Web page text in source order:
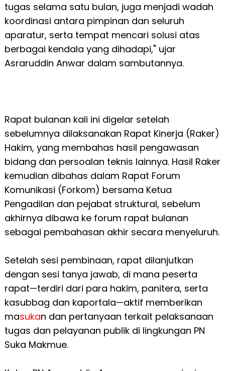
tugas selama satu bulan, juga menjadi wadah
koordinasi antara pimpinan dan seluruh
aparatur, serta tempat mencari solusi atas
berbagai kendala yang dihadapi," ujar
Asraruddin Anwar dalam sambutannya.
Rapat bulanan kali ini digelar setelah
sebelumnya dilaksanakan Rapat Kinerja (Raker)
Hakim, yang membahas hasil pengawasan
bidang dan persoalan teknis lainnya. Hasil Raker
kemudian dibahas dalam Rapat Forum
Komunikasi (Forkom) bersama Ketua
Pengadilan dan pejabat struktural, sebelum
akhirnya dibawa ke forum rapat bulanan
sebagai pembahasan akhir secara menyeluruh.
Setelah sesi pembinaan, rapat dilanjutkan
dengan sesi tanya jawab, di mana peserta
rapat—terdiri dari para hakim, panitera, serta
kasubbag dan kaportala—aktif memberikan
masukan dan pertanyaan terkait pelaksanaan
tugas dan pelayanan publik di lingkungan PN
Suka Makmue.